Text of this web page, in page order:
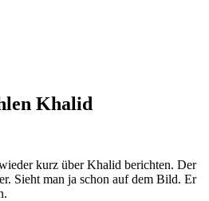
Khalid
kurz über Khalid berichten. Der
Sieht man ja schon auf dem Bild. Er